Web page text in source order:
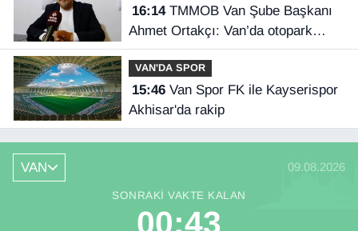
16:14TMMOB Van Şube Başkanı
Ahmet Ortakçı: Van’da otopark
yetersizliği ciddi sorun!
VAN'DA SPOR
15:46Van Spor FK ile Kayserispor
Akhisar'da rakip
VAN 09.08.2026
SONRAKI VAKTE KALAN
00:42